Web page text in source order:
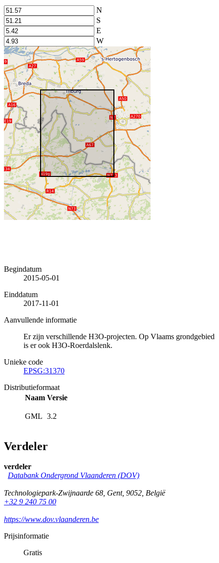
N
S
E
W
Begindatum
2015-05-01
Einddatum
2017-11-01
Aanvullende informatie
Er zijn verschillende H3O-projecten. Op Vlaams grondgebied
is er ook H3O-Roerdalslenk.
Unieke code
EPSG:31370
Distributieformaat
Naam Versie
GML 3.2
Verdeler
verdeler
Databank Ondergrond Vlaanderen (DOV)
Technologiepark-Zwijnaarde 68, Gent, 9052, België
+32 9 240 75 00
https://www.dov.vlaanderen.be
Prijsinformatie
Gratis